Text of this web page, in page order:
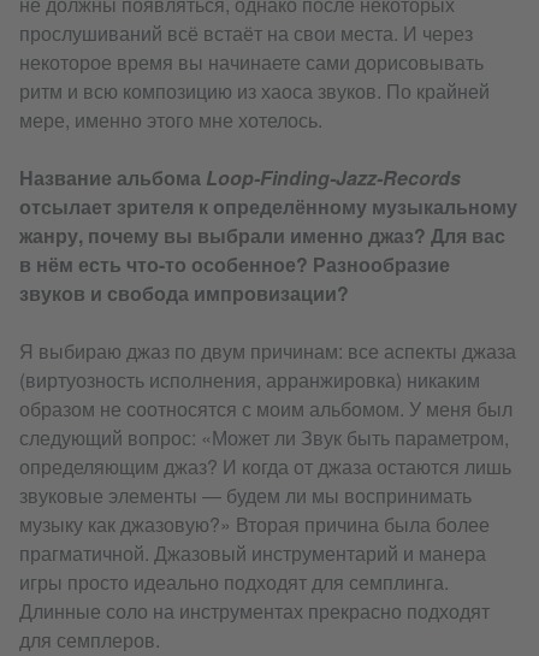
прослушиваний всё встаёт на свои места. И через
некоторое время вы начинаете сами дорисовывать
ритм и всю композицию из хаоса звуков. По крайней
мере, именно этого мне хотелось.
Название альбома Loop-Finding-Jazz-Records
отсылает зрителя к определённому музыкальному
жанру, почему вы выбрали именно джаз? Для вас
в нём есть что-то особенное? Разнообразие
звуков и свобода импровизации?
Я выбираю джаз по двум причинам: все аспекты джаза
(виртуозность исполнения, арранжировка) никаким
образом не соотносятся с моим альбомом. У меня был
следующий вопрос: «Может ли Звук быть параметром,
определяющим джаз? И когда от джаза остаются лишь
звуковые элементы — будем ли мы воспринимать
музыку как джазовую?» Вторая причина была более
прагматичной. Джазовый инструментарий и манера
игры просто идеально подходят для семплинга.
Длинные соло на инструментах прекрасно подходят
для семплеров.